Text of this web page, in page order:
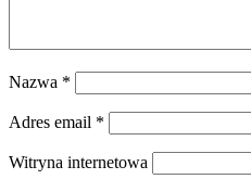
Nazwa *
Adres email *
Witryna internetowa